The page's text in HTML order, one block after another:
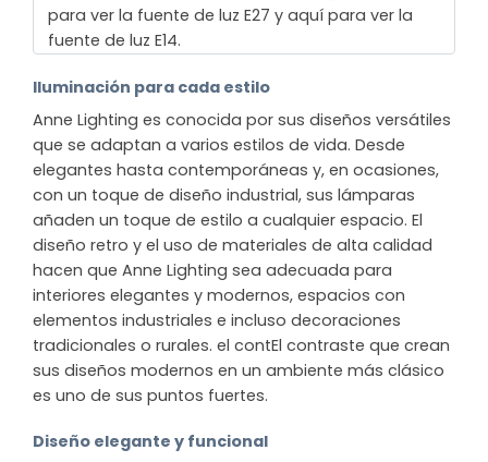
para ver la fuente de luz E27 y aquí para ver la
fuente de luz E14.
Iluminación para cada estilo
Anne Lighting es conocida por sus diseños versátiles
que se adaptan a varios estilos de vida. Desde
elegantes hasta contemporáneas y, en ocasiones,
con un toque de diseño industrial, sus lámparas
añaden un toque de estilo a cualquier espacio. El
diseño retro y el uso de materiales de alta calidad
hacen que Anne Lighting sea adecuada para
interiores elegantes y modernos, espacios con
elementos industriales e incluso decoraciones
tradicionales o rurales. el contEl contraste que crean
sus diseños modernos en un ambiente más clásico
es uno de sus puntos fuertes.
Diseño elegante y funcional